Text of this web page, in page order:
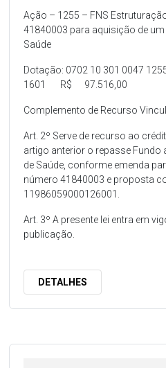
Ação – 1255 – FNS
41840003 para aquisição de
Saúde
Dotação: 0702 10 301 0047
1601 R$ 97.516,00
Complemento de Recurso
Art. 2º Serve de recurso ao
artigo anterior o repasse Fundo
de Saúde, conforme emenda
número 41840003 e proposta
11986059000126001.
Art. 3º A presente lei entra em
publicação.
DETALHES